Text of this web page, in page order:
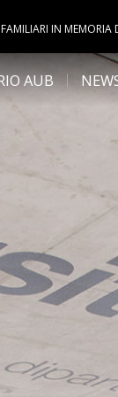
IN MEMORIA
AUB